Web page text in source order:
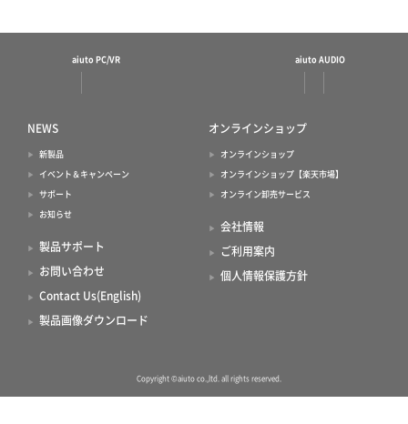
aiuto PC/VR aiuto AUDIO
NEWS
新製品
イベント＆キャンペーン
サポート
お知らせ
製品サポート
お問い合わせ
Contact Us(English)
製品画像ダウンロード
オンラインショップ
オンラインショップ
オンラインショップ【楽天市場】
オンライン卸売サービス
会社情報
ご利用案内
個人情報保護方針
Copyright ©aiuto co.,ltd. all rights reserved.